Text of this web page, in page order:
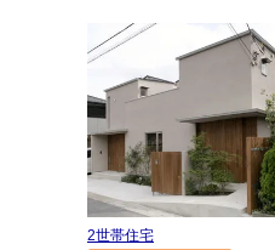
2世帯住宅